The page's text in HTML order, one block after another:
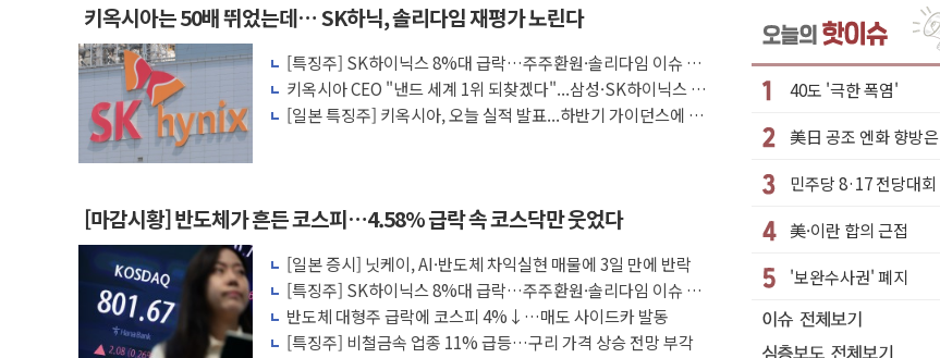
윤영달 크라운해태 회장 "미래세대와 전통문화 소통 자리, 꾸준히 만들겠다"
'주택 공급 vs 공원 보존'…용산어린이정원 활용 놓고 충돌 예고
부대찌개·보쌈 프랜차이즈 '놀부' 법원에 기업회생 신청
깊이가 다른 글로벌 투자 정보 GAM - 맛보기편 (8/6)
원포유, 그린비파트너스 흡수합병…비대면 영상서비스 경쟁력 강화
김민석 측 "'레버리지 ETF 도입 김 총리 지시'는 가짜뉴스…법적 조치"
앤스로픽도 AI칩 직접 만든다…삼성전자 2나노 수주 '촉각'
'친명 vs 친청' 경선 과열...민주당 선관위 "불법 선거운동·방해행위 엄중 제재"
민주당 지지층·무당층 1순위 선호도, 정청래 39.9% 김민석 39.8%
키옥시아는 50배 뛰었는데… SK하닉, 솔리다임 재평가 노린다
[특징주] SK하이닉스 8%대 급락…주주환원·솔리다임 이슈 부
각
키옥시아 CEO "낸드 세계 1위 되찾겠다"...삼성·SK하이닉스 추
격 선언
[일본 특징주] 키옥시아, 오늘 실적 발표...하반기 가이던스에 쏠
[마감시황] 반도체가 흔든 코스피…4.58% 급락 속 코스닥만 웃었다
[일본 증시] 닛케이, AI·반도체 차익실현 매물에 3일 만에 반락
[특징주] SK하이닉스 8%대 급락…주주환원·솔리다임 이슈 부
각
반도체 대형주 급락에 코스피 4%↓…매도 사이드카 발동
[특징주] 비철금속 업종 11% 급등…구리 가격 상승 전망 부각
40도 '극한 폭염'
美日 공조 엔화 향방은
민주당 8·17 전당대회
美·이란 합의 근접
'보완수사권' 폐지